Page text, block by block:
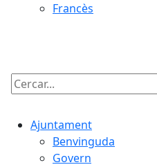
Francès
Cercar:
Ajuntament
Benvinguda
Govern